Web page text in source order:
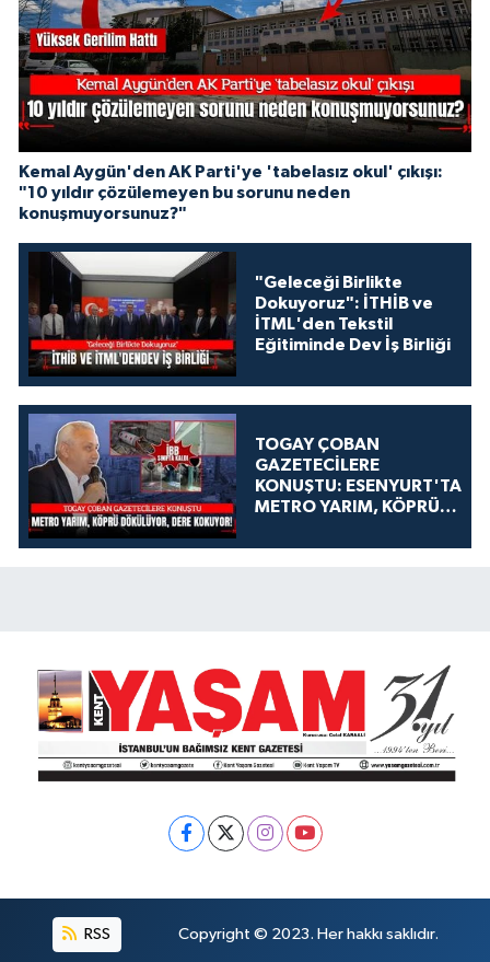
Kemal Aygün'den AK Parti'ye 'tabelasız okul' çıkışı:
"10 yıldır çözülemeyen bu sorunu neden
konuşmuyorsunuz?"
"Geleceği Birlikte
Dokuyoruz": İTHİB ve
İTML'den Tekstil
Eğitiminde Dev İş Birliği
TOGAY ÇOBAN
GAZETECİLERE
KONUŞTU: ESENYURT'TA
METRO YARIM, KÖPRÜ
KOKUYOR!
RSS Copyright © 2023. Her hakkı saklıdır.